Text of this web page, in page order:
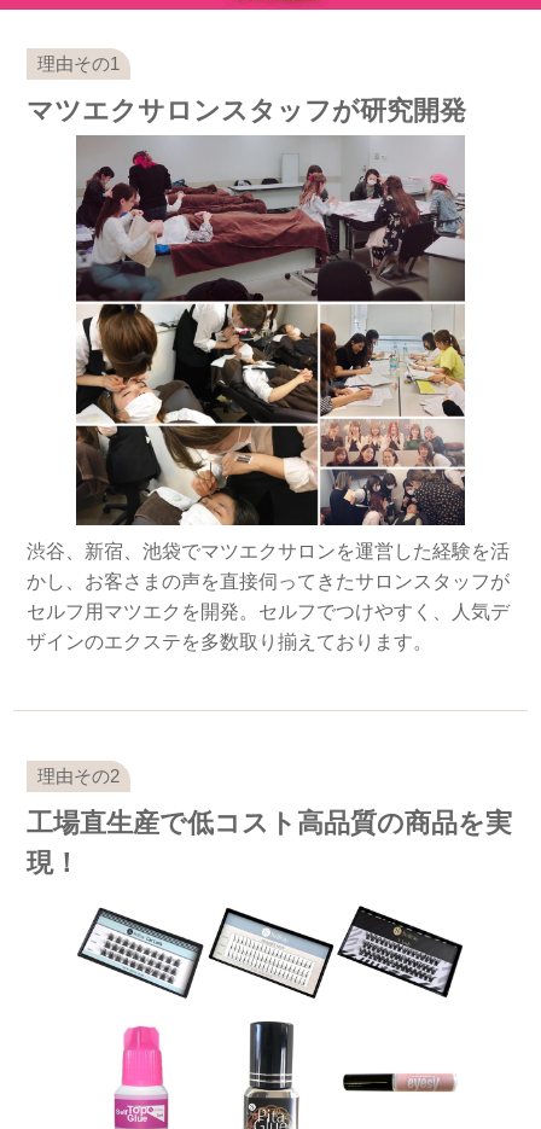
マツエクサロンスタッフが研究開発
渋谷、新宿、池袋でマツエクサロンを運営した経験を活
かし、お客さまの声を直接伺ってきたサロンスタッフが
セルフ用マツエクを開発。セルフでつけやすく、人気デ
ザインのエクステを多数取り揃えております。
工場直生産で低コスト高品質の商品を実
現！